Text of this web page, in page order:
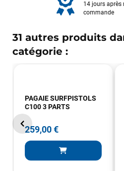
14 jours après
commande
31 autres produits
catégorie :
PAGAIE SURFPISTOLS
C100 3 PARTS
259,00 €